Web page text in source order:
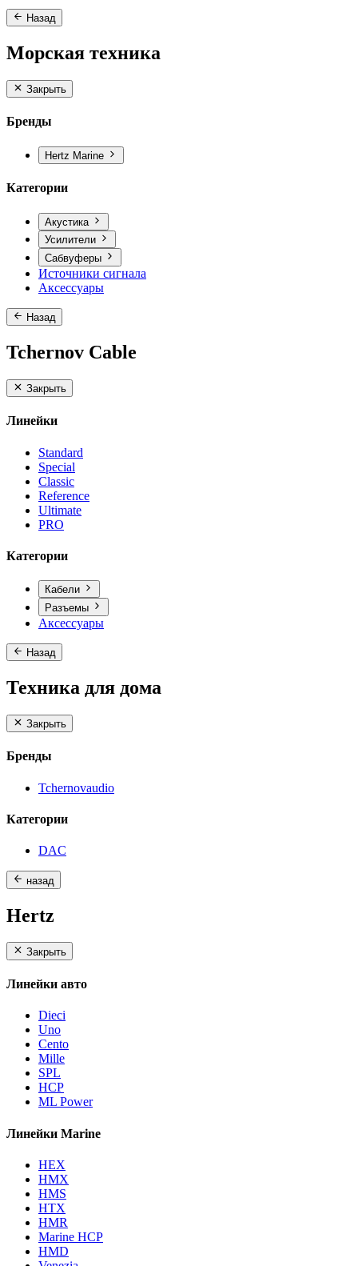
Назад
Морская техника
Закрыть
Бренды
Hertz Marine
Категории
Акустика
Усилители
Сабвуферы
Источники сигнала
Аксессуары
Назад
Tchernov Cable
Закрыть
Линейки
Standard
Special
Classic
Reference
Ultimate
PRO
Категории
Кабели
Разъемы
Аксессуары
Назад
Техника для дома
Закрыть
Бренды
Tchernovaudio
Категории
DAC
назад
Hertz
Закрыть
Линейки авто
Dieci
Uno
Cento
Mille
SPL
HCP
ML Power
Линейки Marine
HEX
HMX
HMS
HTX
HMR
Marine HCP
HMD